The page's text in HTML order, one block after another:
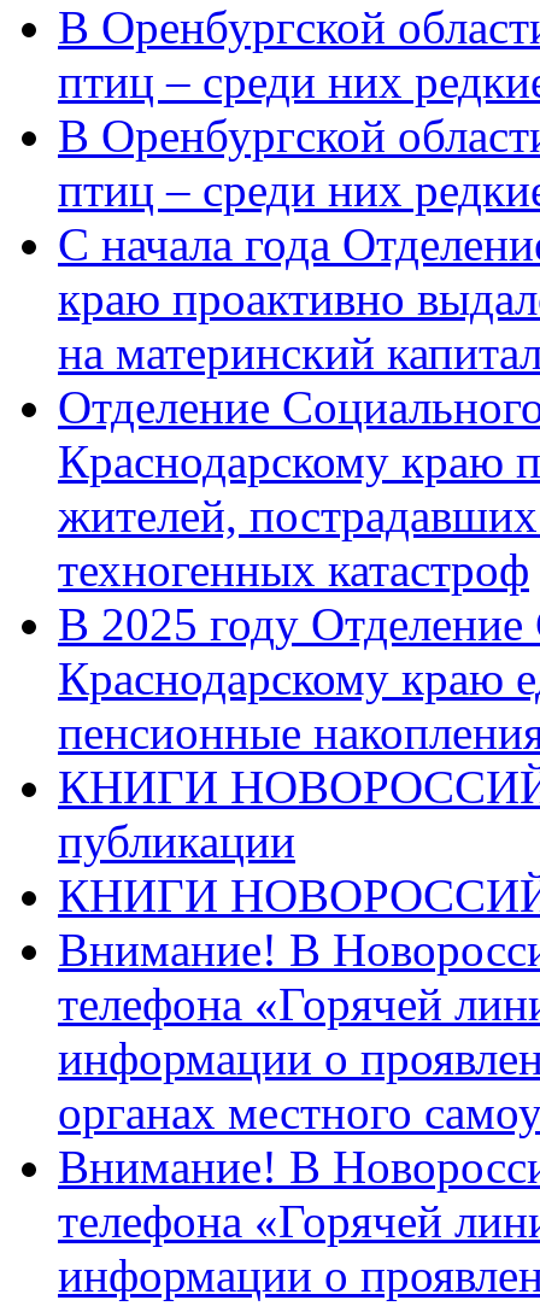
В Оренбургской
птиц – среди них
В Оренбургской
птиц – среди них
С начала года
краю проактивно
на материнский
Отделение
Краснодарскому краю
жителей,
техногенных катастроф
В 2025 году
Краснодарскому краю
пенсионные
КНИГИ
публикации
КНИГИ
Внимание! В
телефона «Горячей
информации о
органах местного
Внимание! В
телефона «Горячей
информации о